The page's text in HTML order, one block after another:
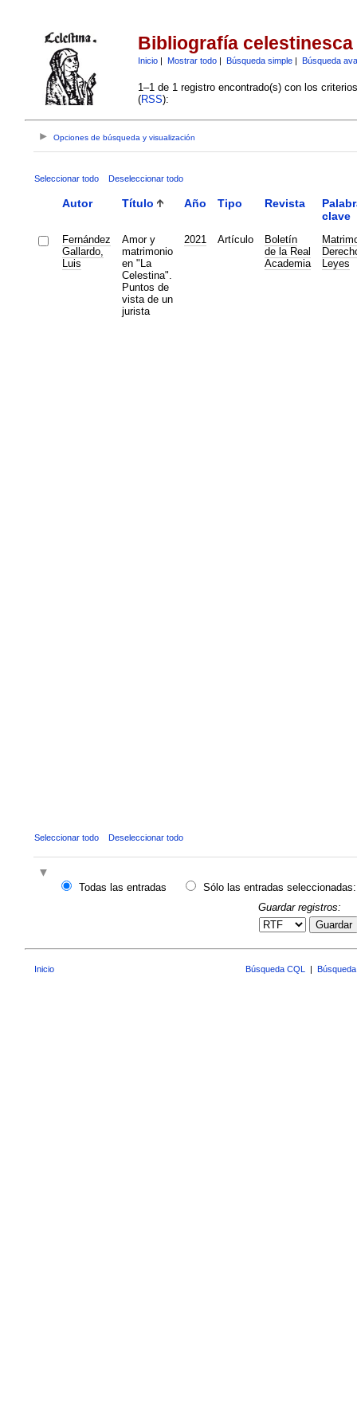
Bibliografía celestinesca
Inicio| Mostrar todo| Búsqueda simple| Búsqueda
1–1 de 1 registro encontrado(s) con los
(RSS):
Opciones de búsqueda y visualización
Seleccionar todo Deseleccionar todo
Autor Título Año Tipo Revista
clave
Fernández
Gallardo,
Luis
Amor y
matrimonio
en "La
Celestina".
Puntos de
vista de un
jurista
2021 Artículo
Boletín
de la Real
Academia
Leyes
Seleccionar todo Deseleccionar todo
Todas las entradas
Sólo las entradas seleccionadas:
Guardar registros:
Guardar
Inicio Búsqueda CQL